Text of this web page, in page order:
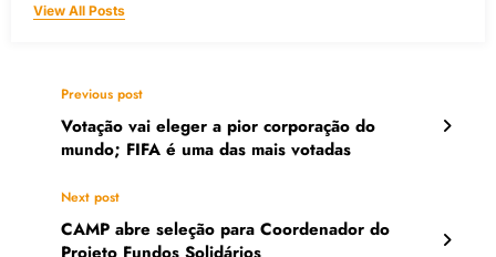
View All Posts
Previous post
Votação vai eleger a pior corporação do
mundo; FIFA é uma das mais votadas
Next post
CAMP abre seleção para Coordenador do